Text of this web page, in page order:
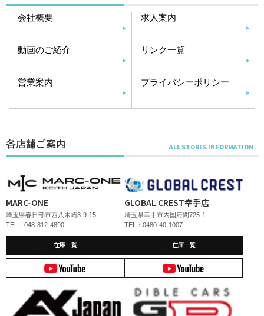
会社概要 求人案内
動画のご紹介 リンク一覧
営業案内 プライバシーポリシー
各店舗ご案内
MARC-ONE
埼玉県春日部市西八木崎3-9-15
TEL：048-812-4890
在庫一覧
GLOBAL CREST幸手店
埼玉県幸手市内国府間725-1
TEL：0480-40-1007
在庫一覧